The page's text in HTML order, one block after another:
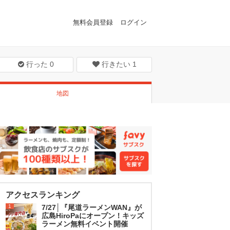
無料会員登録 ログイン
行った 0 行きたい 1
地図
アクセスランキング
1
7/27│『尾道ラーメンWAN』が
広島HiroPaにオープン！キッズ
ラーメン無料イベント開催